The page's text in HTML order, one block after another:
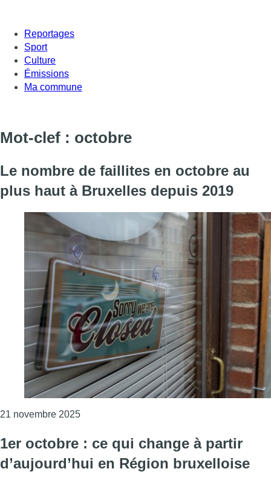
Reportages
Sport
Culture
Émissions
Ma commune
Mot-clef : octobre
Le nombre de faillites en octobre au
plus haut à Bruxelles depuis 2019
21 novembre 2025Consulter l'article "Le nombre de faillites
1er octobre : ce qui change à partir
d’aujourd’hui en Région bruxelloise